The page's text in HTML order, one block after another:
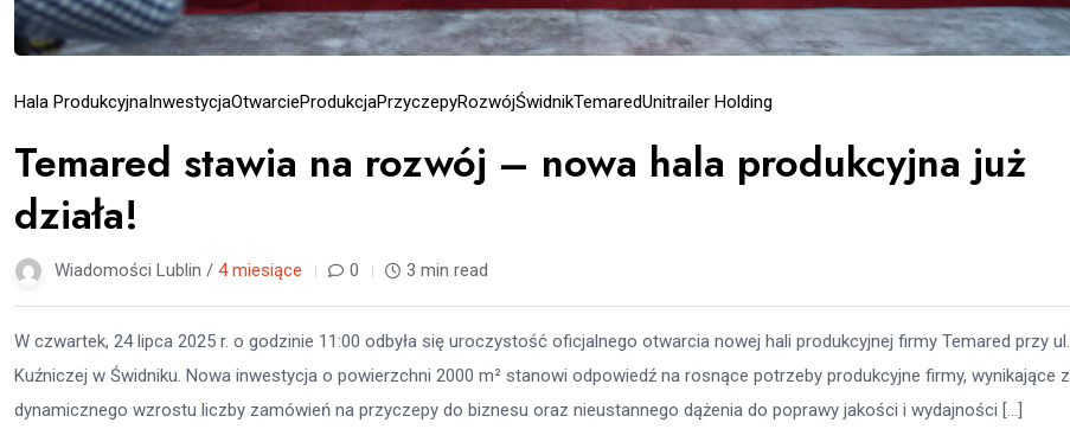
Hala ProdukcyjnaInwestycjaOtwarcieProdukcjaPrzyczepyRozwójŚwidnikTemaredUnitrailer Holding
Temared stawia na rozwój – nowa hala produkcyjna już
działa!
Wiadomości Lublin / 4 miesiące 0 3 min read
W czwartek, 24 lipca 2025 r. o godzinie 11:00 odbyła się uroczystość oficjalnego otwarcia nowej hali produkcyjnej firmy Temared przy ul.
Kuźniczej w Świdniku. Nowa inwestycja o powierzchni 2000 m² stanowi odpowiedź na rosnące potrzeby produkcyjne firmy, wynikające z
dynamicznego wzrostu liczby zamówień na przyczepy do biznesu oraz nieustannego dążenia do poprawy jakości i wydajności […]